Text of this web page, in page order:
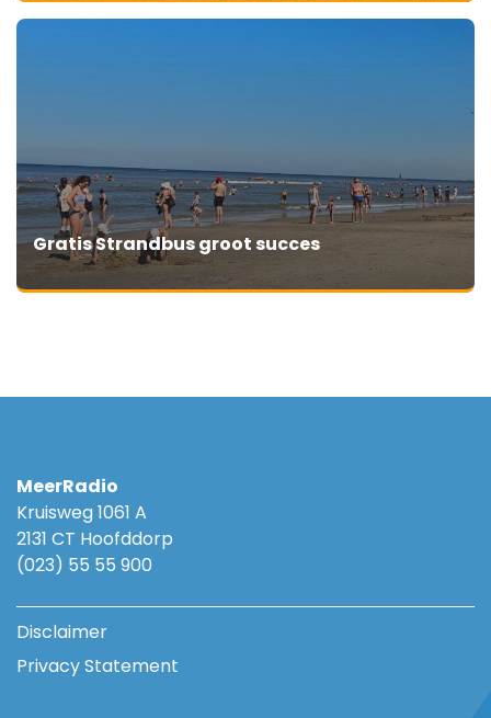
Gratis Strandbus groot succes
MeerRadio
Kruisweg 1061 A
2131 CT Hoofddorp
(023) 55 55 900
Disclaimer
Privacy Statement